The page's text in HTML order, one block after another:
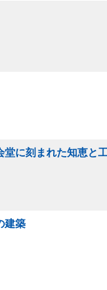
堂に刻まれた知恵と
建築